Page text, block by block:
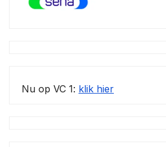
Nu op VC 1: klik hier